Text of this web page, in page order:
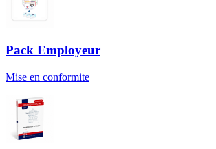
Pack Employeur
Mise en conformite